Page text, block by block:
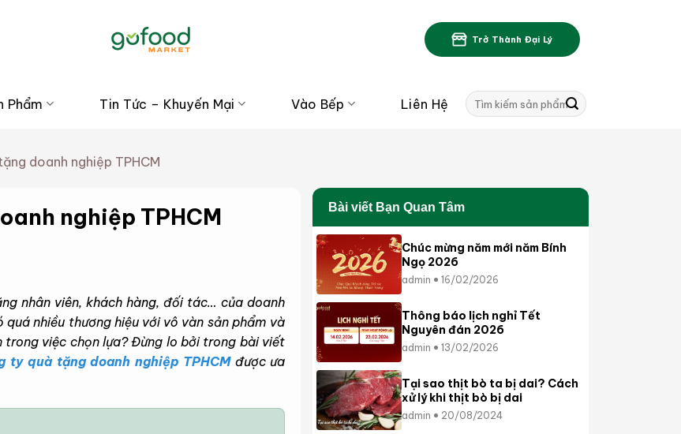
Trở Thành Đại Lý
Phẩm Tin Tức – Khuyến Mại Vào Bếp Liên Hệ
Tìm
kiếm:
doanh nghiệp TPHCM
nghiệp TPHCM
nhân viên, khách hàng, đối tác… của doanh
nhiều thương hiệu với vô vàn sản phẩm và
trong việc chọn lựa? Đừng lo bởi trong bài viết
ty quà tặng doanh nghiệp TPHCMđược ưa
Bài viết Bạn Quan Tâm
Chúc mừng năm mới năm Bính
Ngọ 2026
admin 16/02/2026
Thông báo lịch nghỉ Tết
Nguyên đán 2026
admin 13/02/2026
Tại sao thịt bò ta bị dai? Cách
xử lý khi thịt bò bị dai
admin 20/08/2024